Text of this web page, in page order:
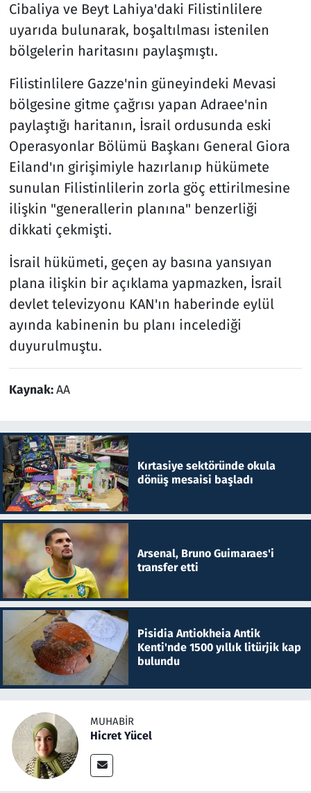
Cibaliya ve Beyt Lahiya'daki Filistinlilere
uyarıda bulunarak, boşaltılması istenilen
bölgelerin haritasını paylaşmıştı.
Filistinlilere Gazze'nin güneyindeki Mevasi
bölgesine gitme çağrısı yapan Adraee'nin
paylaştığı haritanın, İsrail ordusunda eski
Operasyonlar Bölümü Başkanı General Giora
Eiland'ın girişimiyle hazırlanıp hükümete
sunulan Filistinlilerin zorla göç ettirilmesine
ilişkin "generallerin planına" benzerliği
dikkati çekmişti.
İsrail hükümeti, geçen ay basına yansıyan
plana ilişkin bir açıklama yapmazken, İsrail
devlet televizyonu KAN'ın haberinde eylül
ayında kabinenin bu planı incelediği
duyurulmuştu.
Kaynak:AA
Kırtasiye sektöründe okula
dönüş mesaisi başladı
Arsenal, Bruno Guimaraes'i
transfer etti
Pisidia Antiokheia Antik
Kenti'nde 1500 yıllık litürjik kap
bulundu
MUHABIR
Hicret Yücel